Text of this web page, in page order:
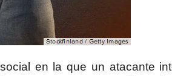
en la que un atacante